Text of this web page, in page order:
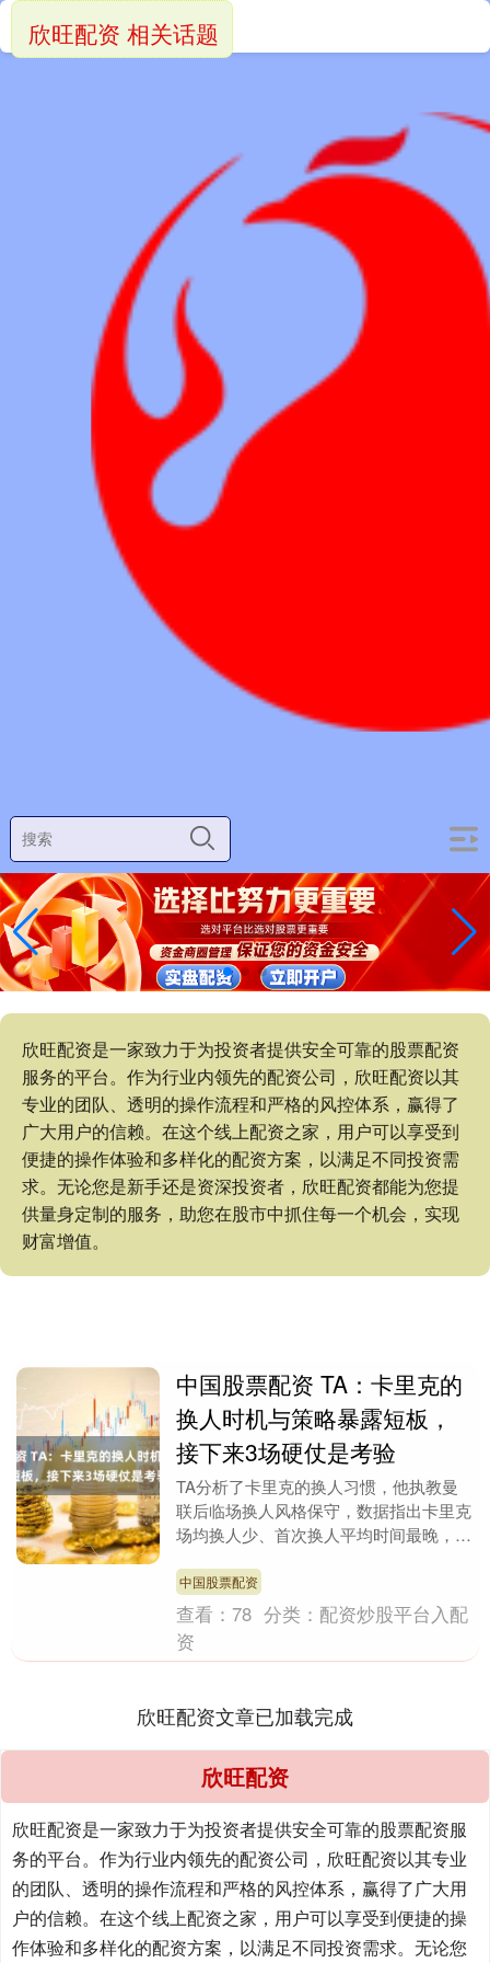
欣旺配资是一家致力于为投资者提供安全可靠的股票配资
服务的平台。作为行业内领先的配资公司，欣旺配资以其
专业的团队、透明的操作流程和严格的风控体系，赢得了
广大用户的信赖。在这个线上配资之家，用户可以享受到
便捷的操作体验和多样化的配资方案，以满足不同投资需
求。无论您是新手还是资深投资者，欣旺配资都能为您提
供量身定制的服务，助您在股市中抓住每一个机会，实现
财富增值。
欣旺配资 相关话题
中国股票配资 TA：卡里克的
换人时机与策略暴露短板，
接下来3场硬仗是考验
TA分析了卡里克的换人习惯，他执教曼
联后临场换人风格保守，数据指出卡里克
场均换人少、首次换人平均时间最晚，习
延续自他执教米德....
中国股票配资
查看：78 分类： 配资炒股平台入配
资
欣旺配资文章已加载完成
欣旺配资
欣旺配资是一家致力于为投资者提供安全可靠的股票配资服
务的平台。作为行业内领先的配资公司，欣旺配资以其专业
的团队、透明的操作流程和严格的风控体系，赢得了广大用
户的信赖。在这个线上配资之家，用户可以享受到便捷的操
作体验和多样化的配资方案，以满足不同投资需求。无论您